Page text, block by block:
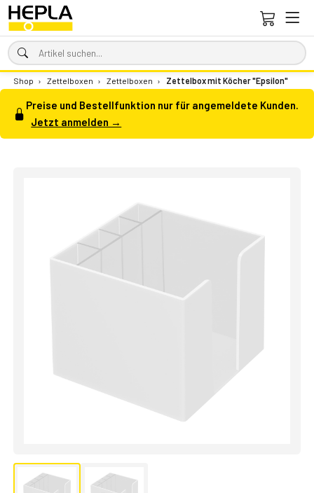
Shop › Zettelboxen › Zettelboxen › Zettelbox mit Köcher "Epsilon"
Preise und Bestellfunktion nur für angemeldete Kunden.
Jetzt anmelden →